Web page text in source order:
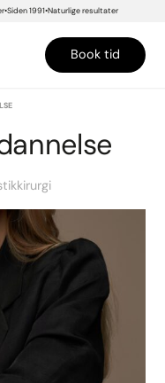
Siden 1991 Naturlige resultater
Book tid